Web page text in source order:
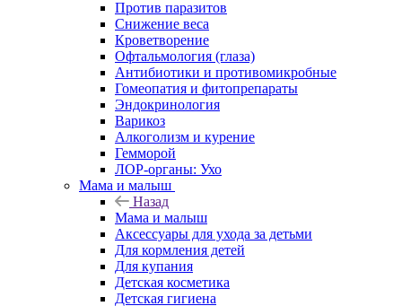
Против паразитов
Снижение веса
Кроветворение
Офтальмология (глаза)
Антибиотики и противомикробные
Гомеопатия и фитопрепараты
Эндокринология
Варикоз
Алкоголизм и курение
Гемморой
ЛОР-органы: Ухо
Мама и малыш
Назад
Мама и малыш
Аксессуары для ухода за детьми
Для кормления детей
Для купания
Детская косметика
Детская гигиена